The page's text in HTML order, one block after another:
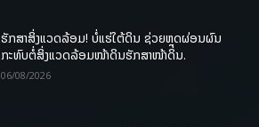
ຮັກສາສິ່ງແວດລ້ອມ! ບໍ່ແຮ່ໃຕ້ດິນ ຊ່ວຍຫຼຸດຜ່ອນຜົນ
ກະທົບຕໍ່ສິ່ງແວດລ້ອມໜ້າດິນຮັກສາໜ້າດິນ.
06/08/2026